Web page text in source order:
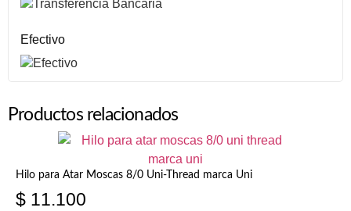
Efectivo
Productos relacionados
Hilo para Atar Moscas 8/0 Uni-Thread marca Uni
$ 11.100